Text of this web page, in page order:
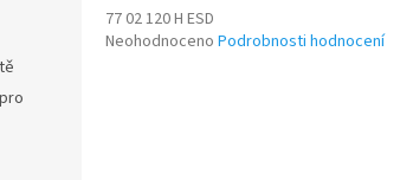
77 02 120 H ESD
Průměrné
Neohodnoceno Podrobnosti hodnocení